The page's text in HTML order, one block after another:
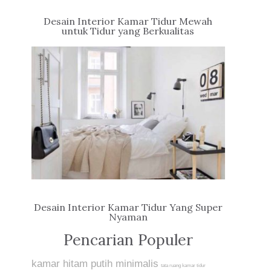
Desain Interior Kamar Tidur Mewah
untuk Tidur yang Berkualitas
Desain Interior Kamar Tidur Yang Super
Nyaman
Pencarian Populer
kamar hitam putih minimalis tata ruang kamar tidur